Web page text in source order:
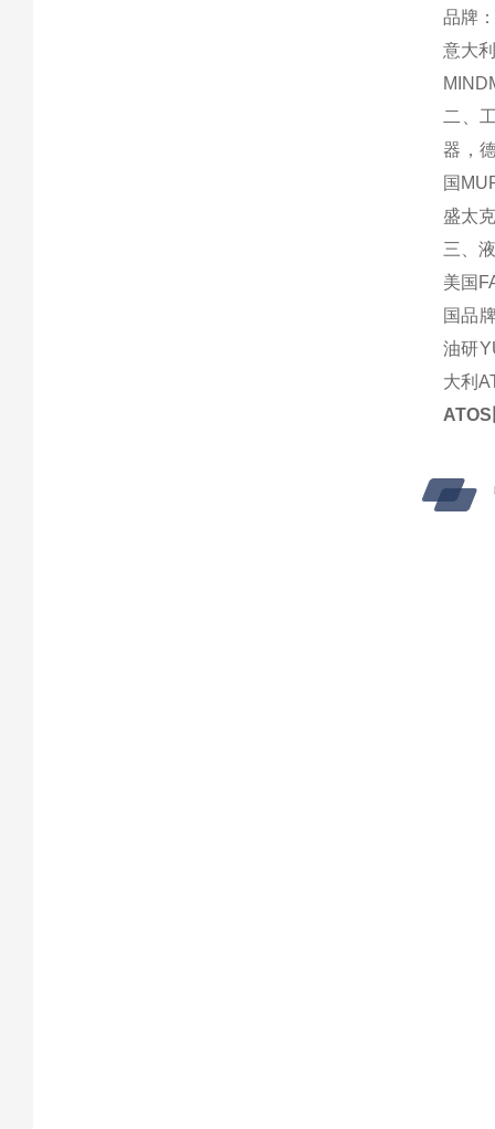
品牌
意大
二、
器，
国
盛太
三、
美国
国品
油研
大利